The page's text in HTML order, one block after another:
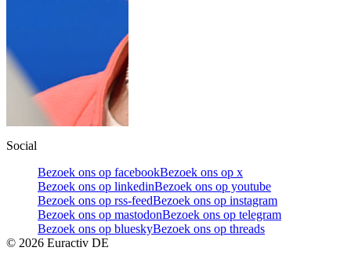
Social
Bezoek ons op facebookBezoek ons op x
Bezoek ons op linkedinBezoek ons op youtube
Bezoek ons op rss-feedBezoek ons op instagram
Bezoek ons op mastodonBezoek ons op telegram
Bezoek ons op blueskyBezoek ons op threads
© 2026 Euractiv DE